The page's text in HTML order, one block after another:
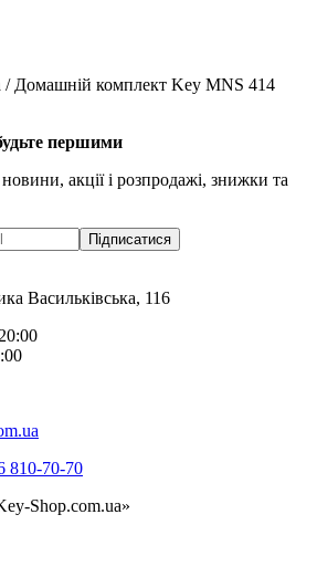
/ Домашній комплект Key MNS 414
першими
акції і розпродажі, знижки та
Підписатися
Васильківська, 116
810-70-70
Shop.com.ua»